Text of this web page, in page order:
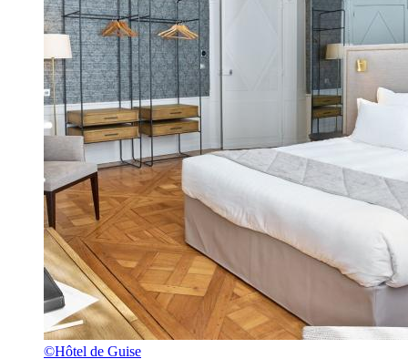
©Hôtel de Guise